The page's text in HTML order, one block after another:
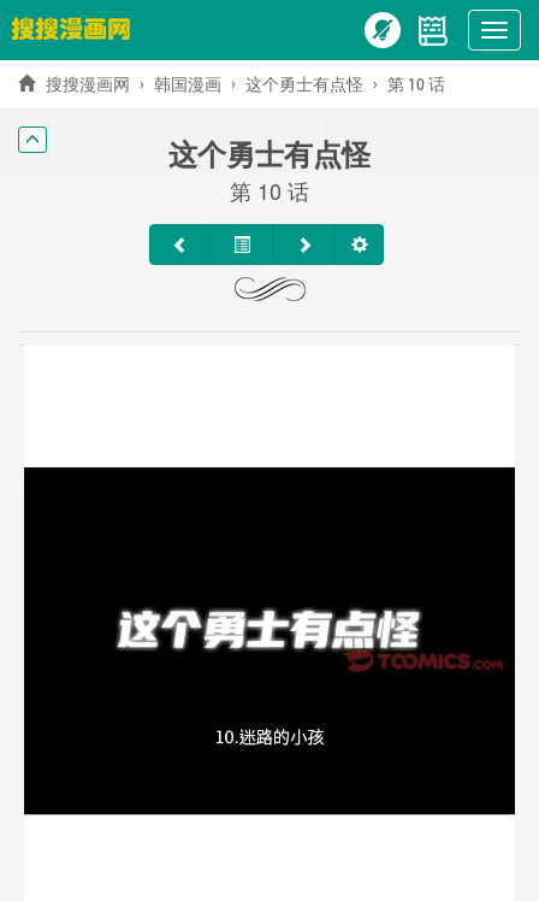
Show
menu
搜搜漫画网 韩国漫画 这个勇士有点怪 第 10 话
这个勇士有点怪
第 10 话